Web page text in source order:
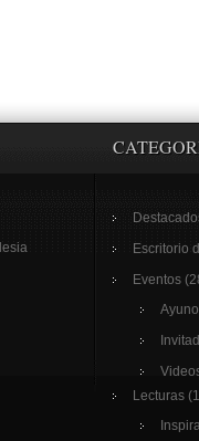
Escritorio
Eventos
Ayuno
Lecturas